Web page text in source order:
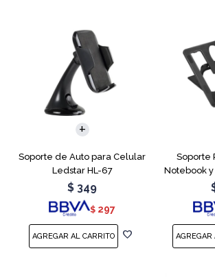
Soporte de Auto para Celular
Ledstar HL-67
$ 349
$ 297
Soporte
Notebook